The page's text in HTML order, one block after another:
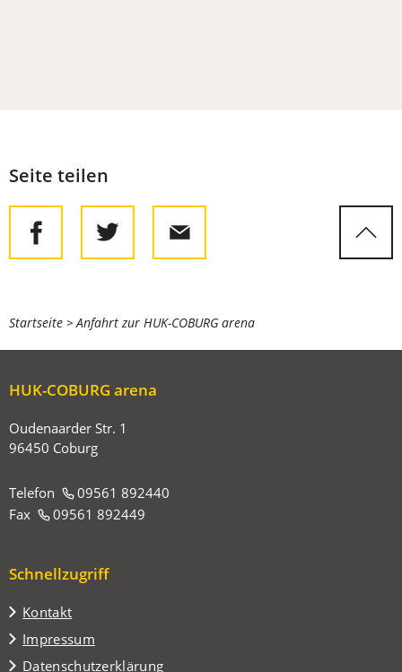
Seite teilen
Sie
befinden
sich
Startseite Anfahrt zur HUK-COBURG arena
HUK-COBURG arena
Oudenaarder Str. 1
96450 Coburg
Telefon
09561 892440
Fax
09561 892449
Schnellzugriff
Kontakt
Impressum
Datenschutzerklärung